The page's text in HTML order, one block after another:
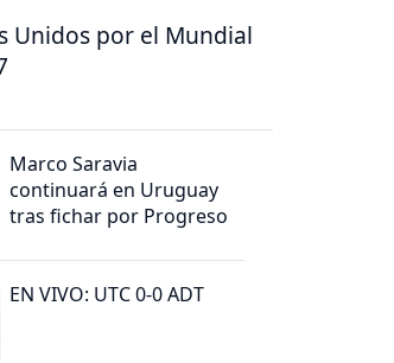
Unidos por el Mundial
Marco Saravia
continuará en Uruguay
tras fichar por Progreso
EN VIVO: UTC 0-0 ADT